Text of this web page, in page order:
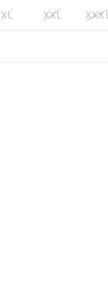
XL XXL